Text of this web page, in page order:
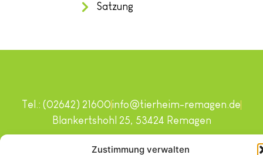
Zustimmung verwalten
Satzung
Copyright © 2024. Alle Rechte vorbehalten.
Tel.: (02642) 21600info@tierheim-remagen.de
Blankertshohl 25, 53424 Remagen